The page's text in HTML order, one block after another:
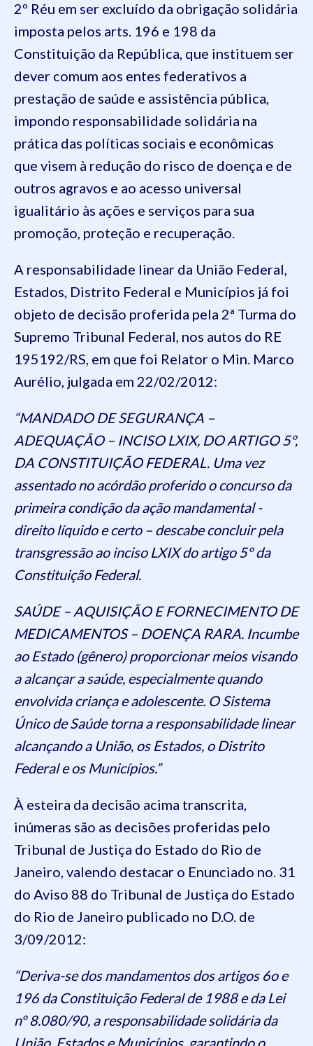
2º Réu em ser excluído da obrigação solidária
imposta pelos arts. 196 e 198 da
Constituição da República, que instituem ser
dever comum aos entes federativos a
prestação de saúde e assistência pública,
impondo responsabilidade solidária na
prática das políticas sociais e econômicas
que visem à redução do risco de doença e de
outros agravos e ao acesso universal
igualitário às ações e serviços para sua
promoção, proteção e recuperação.
A responsabilidade linear da União Federal,
Estados, Distrito Federal e Municípios já foi
objeto de decisão proferida pela 2ª Turma do
Supremo Tribunal Federal, nos autos do RE
195192/RS, em que foi Relator o Min. Marco
Aurélio, julgada em 22/02/2012:
“MANDADO DE SEGURANÇA –
ADEQUAÇÃO – INCISO LXIX, DO ARTIGO 5º,
DA CONSTITUIÇÃO FEDERAL. Uma vez
assentado no acórdão proferido o concurso da
primeira condição da ação mandamental -
direito líquido e certo – descabe concluir pela
transgressão ao inciso LXIX do artigo 5º da
Constituição Federal.
SAÚDE – AQUISIÇÃO E FORNECIMENTO DE
MEDICAMENTOS – DOENÇA RARA. Incumbe
ao Estado (gênero) proporcionar meios visando
a alcançar a saúde, especialmente quando
envolvida criança e adolescente. O Sistema
Único de Saúde torna a responsabilidade linear
alcançando a União, os Estados, o Distrito
Federal e os Municípios.”
À esteira da decisão acima transcrita,
inúmeras são as decisões proferidas pelo
Tribunal de Justiça do Estado do Rio de
Janeiro, valendo destacar o Enunciado no. 31
do Aviso 88 do Tribunal de Justiça do Estado
do Rio de Janeiro publicado no D.O. de
3/09/2012:
“Deriva-se dos mandamentos dos artigos 6o e
196 da Constituição Federal de 1988 e da Lei
nº 8.080/90, a responsabilidade solidária da
União, Estados e Municípios, garantindo o